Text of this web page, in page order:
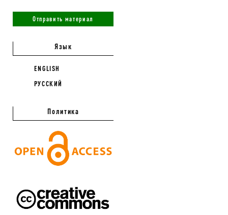
Отправить материал
Язык
ENGLISH
РУССКИЙ
Политика